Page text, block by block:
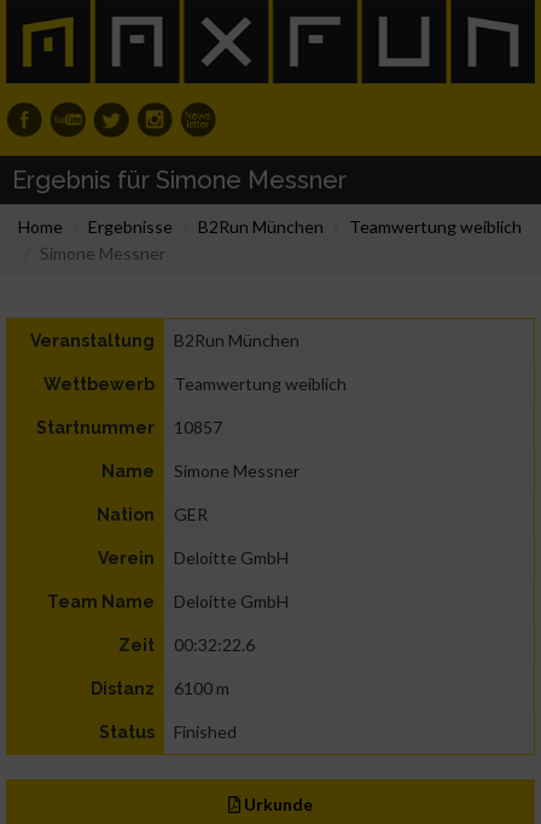
Ergebnis für Simone Messner
Home Ergebnisse B2Run München
Teamwertung weiblich
Simone Messner
Veranstaltung B2Run München
Wettbewerb Teamwertung weiblich
Startnummer 10857
Name Simone Messner
Nation GER
Verein Deloitte GmbH
Team Name Deloitte GmbH
Zeit 00:32:22.6
Distanz 6100 m
Status Finished
Urkunde